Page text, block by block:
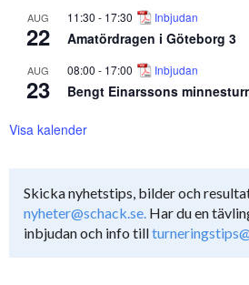
AUG
22
11:30 - 17:30 Inbjudan
Amatördragen i Göteborg 3
AUG
23
08:00 - 17:00 Inbjudan
Bengt Einarssons
Visa kalender
Skicka nyhetstips, bilder och
nyheter@schack.se. Har du en
inbjudan och info till